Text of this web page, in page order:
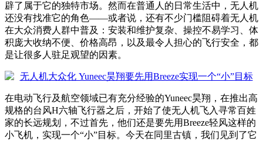
辟了属于它的独特市场。然而在普通人的日常生活中，无人机
还没有找准它的角色——或者说，还有不少门槛阻碍着无人机
在大众消费人群中普及：安装和维护复杂、操控不易学习、体
积庞大收纳不便、价格高昂，以及最令人担心的飞行安全，都
是让很多人驻足观望的因素。
在电动飞行及航空领域已有充分经验的Yuneec昊翔，在推出高
规格的台风H六轴飞行器之后，开始了使无人机飞入寻常百姓
家的长远规划，不过首先，他们还是要先用Breeze轻风这样的
小飞机，实现一个“小”目标。今天在同里古镇，我们见到了它